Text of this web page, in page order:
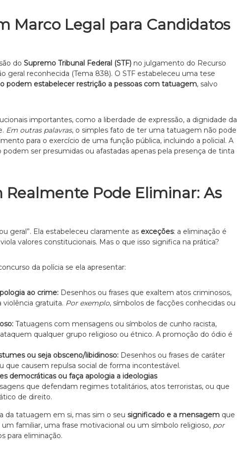
Marco Legal para Candidatos
do Supremo Tribunal Federal (STF) no julgamento do Recurso
geral reconhecida (Tema 838). O STF estabeleceu uma tese
podem estabelecer restrição a pessoas com tatuagem, salvo
importantes, como a liberdade de expressão, a dignidade da
Em outras palavras, o simples fato de ter uma tatuagem não pode
para o exercício de uma função pública, incluindo a policial. A
ser presumidas ou afastadas apenas pela presença de tinta
Pode Eliminar: As
geral”. Ela estabeleceu claramente as exceções: a eliminação é
valores constitucionais. Mas o que isso significa na prática?
da polícia se ela apresentar:
ao crime: Desenhos ou frases que exaltem atos criminosos,
violência gratuita. Por exemplo, símbolos de facções conhecidas ou
Tatuagens com mensagens ou símbolos de cunho racista,
qualquer grupo religioso ou étnico. A promoção do ódio é
ou seja obsceno/libidinoso: Desenhos ou frases de caráter
que causem repulsa social de forma incontestável.
democráticas ou faça apologia a ideologias
que defendam regimes totalitários, atos terroristas, ou que
de direito.
da tatuagem em si, mas sim o seu significado e a mensagem que
familiar, uma frase motivacional ou um símbolo religioso, por
para eliminação.